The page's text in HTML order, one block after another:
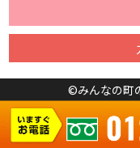
©みんなの町